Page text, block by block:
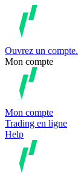
Ouvrez un compte.
Mon compte
Mon compte
Trading en ligne
Help